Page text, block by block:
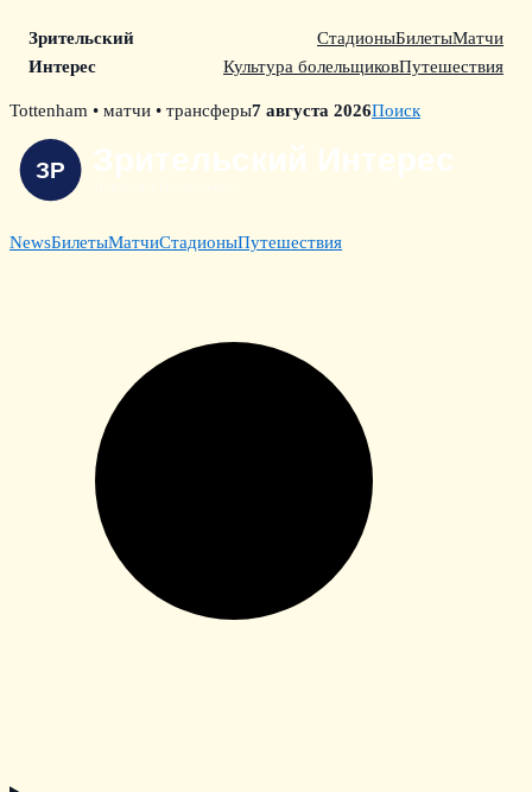
Зрительский
Интерес
СтадионыБилетыМатчи
Культура болельщиковПутешествия
Skip
content
Tottenham • матчи • трансферы7 августа 2026Поиск
NewsБилетыМатчиСтадионыПутешествия